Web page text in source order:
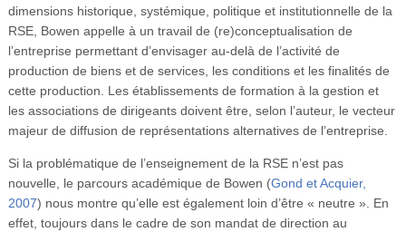
dimensions historique, systémique, politique et institutionnelle de la
RSE, Bowen appelle à un travail de (re)conceptualisation de
l’entreprise permettant d’envisager au-delà de l’activité de
production de biens et de services, les conditions et les finalités de
cette production. Les établissements de formation à la gestion et
les associations de dirigeants doivent être, selon l’auteur, le vecteur
majeur de diffusion de représentations alternatives de l’entreprise.
Si la problématique de l’enseignement de la RSE n’est pas
nouvelle, le parcours académique de Bowen (Gond et Acquier,
2007) nous montre qu’elle est également loin d’être « neutre ». En
effet, toujours dans le cadre de son mandat de direction au